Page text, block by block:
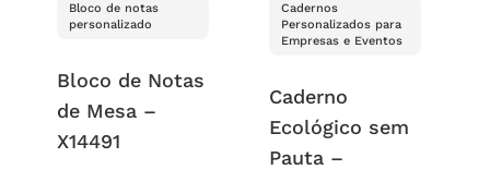
Bloco de notas
personalizado
Bloco de Notas
de Mesa –
X14491
Cadernos
Personalizados para
Empresas e Eventos
Caderno
Ecológico sem
Pauta –